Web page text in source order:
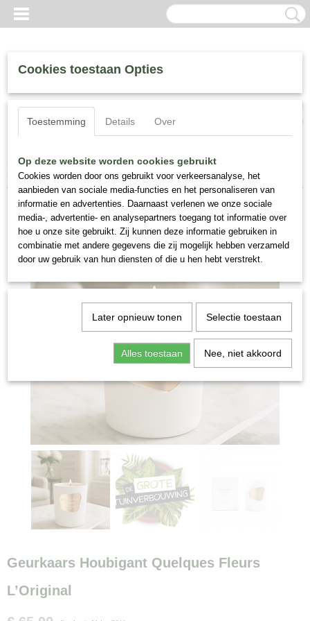
Inloggen Registreren
(0)
Home >Interieur Geuren>Geurkaars Houbigant Quelques Fleurs
L’Original
Geurkaars Houbigant Quelques Fleurs
L’Original
Cookies toestaan Opties
Toestemming Details Over
Op deze website worden cookies gebruikt
Cookies worden door ons gebruikt voor verkeersanalyse, het
aanbieden van sociale media-functies en het personaliseren van
informatie en advertenties. Daarnaast verlenen we onze sociale
media-, advertentie- en analysepartners toegang tot informatie over
hoe u onze site gebruikt. Zij kunnen deze informatie gebruiken in
combinatie met andere gegevens die zij mogelijk hebben verzameld
door uw gebruik van hun diensten of die u hen hebt verstrekt.
Later opnieuw tonen Selectie toestaan
Alles toestaan Nee, niet akkoord